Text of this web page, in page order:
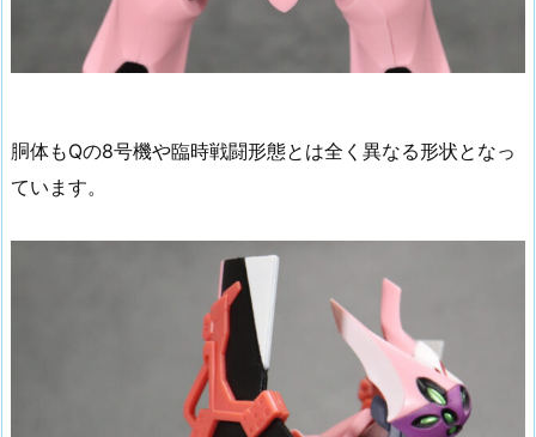
胴体もQの8号機や臨時戦闘形態とは全く異なる形状となっ
ています。